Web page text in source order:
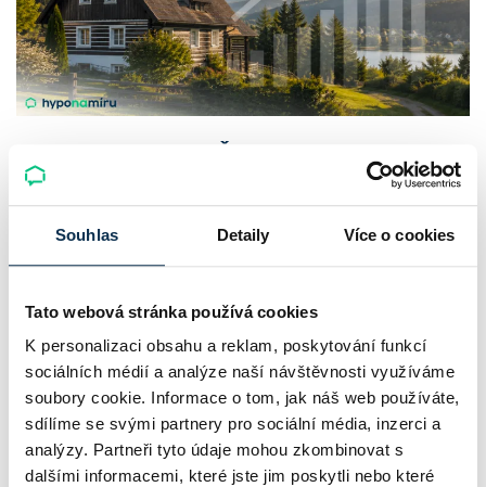
Souhlas Detaily Více o cookies
Tato webová stránka používá cookies
K personalizaci obsahu a reklam, poskytování funkcí
sociálních médií a analýze naší návštěvnosti využíváme
soubory cookie. Informace o tom, jak náš web používáte,
sdílíme se svými partnery pro sociální média, inzerci a
analýzy. Partneři tyto údaje mohou zkombinovat s
dalšími informacemi, které jste jim poskytli nebo které
Chaty a chalupy v ČR zdražují, nabídka
klesá a trh zrychluje
Český trh rekreačních nemovitostí letos ukazuje nečekanou
odolnost. Chaty a chalupy podle čerstvých dat za poslední
2 roky zdražily o 21,8 %, zároveň ale výrazně ubylo nabídek
Pavel Pohanka |aktualizováno: 04.08.2026